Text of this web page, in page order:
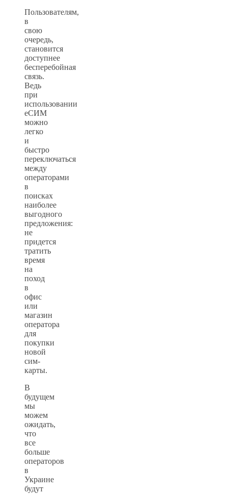
Пользователям,
в
свою
очередь,
становится
доступнее
бесперебойная
связь.
Ведь
при
использовании
еСИМ
можно
легко
и
быстро
переключаться
между
операторами
в
поисках
наиболее
выгодного
предложения:
не
придется
тратить
время
на
поход
в
офис
или
магазин
оператора
для
покупки
новой
сим-
карты.
В
будущем
мы
можем
ожидать,
что
все
больше
операторов
в
Украине
будут